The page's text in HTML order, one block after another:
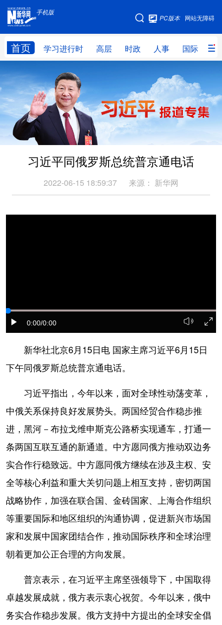
手机版
网站无障碍
PC版本
首页 学习进行时 高层 时政 人事 国际 财
手机版
网站地图
学习进行时 高层 人事
国际 财经 网评 港澳
台湾 思客智库 全球连线 教育
科技 科创 量子
文化 书画 健康 军事
视频 图片
文化产业
地方频道
辽宁 吉林 上海 江苏
浙江 安徽 福建 江西
山东 河南 湖北 湖南
广东 广西 海南 重庆
四川 贵州 云南 西藏
新疆 内蒙古 黑龙江
English Español Français عربى
Русский язык 日本語 한국어
习近平同俄罗斯总统普京通电话
2022-06-15 18:59:37 来源： 新华网
0:00/0:00
新华社北京6月15日电 国家主席习近平6月15日
下午同俄罗斯总统普京通电话。
习近平指出，今年以来，面对全球性动荡变革，
中俄关系保持良好发展势头。两国经贸合作稳步推
进，黑河－布拉戈维申斯克公路桥实现通车，打通一
条两国互联互通的新通道。中方愿同俄方推动双边务
实合作行稳致远。中方愿同俄方继续在涉及主权、安
全等核心利益和重大关切问题上相互支持，密切两国
战略协作，加强在联合国、金砖国家、上海合作组织
等重要国际和地区组织的沟通协调，促进新兴市场国
家和发展中国家团结合作，推动国际秩序和全球治理
朝着更加公正合理的方向发展。
普京表示，在习近平主席坚强领导下，中国取得
卓越发展成就，俄方表示衷心祝贺。今年以来，俄中
务实合作稳步发展。俄方支持中方提出的全球安全倡